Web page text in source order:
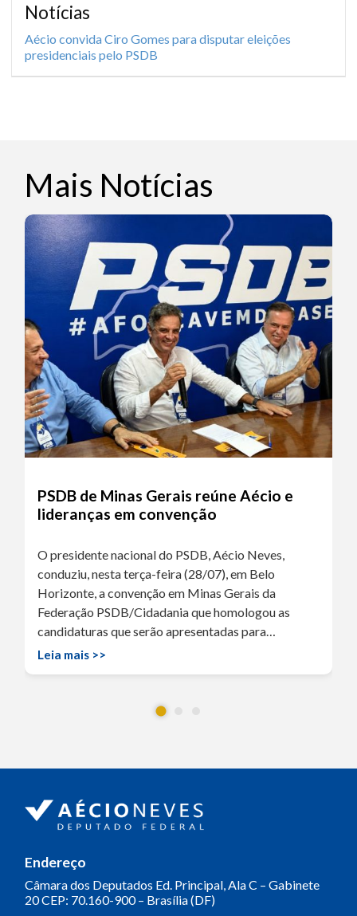
Notícias
Aécio convida Ciro Gomes para disputar eleições
presidenciais pelo PSDB
Mais Notícias
PSDB de Minas Gerais reúne Aécio e
lideranças em convenção
O presidente nacional do PSDB, Aécio Neves,
conduziu, nesta terça-feira (28/07), em Belo
Horizonte, a convenção em Minas Gerais da
Federação PSDB/Cidadania que homologou as
candidaturas que serão apresentadas para…
Leia mais >>
Endereço
Câmara dos Deputados Ed. Principal, Ala C – Gabinete
20CEP: 70.160-900 – Brasília (DF)